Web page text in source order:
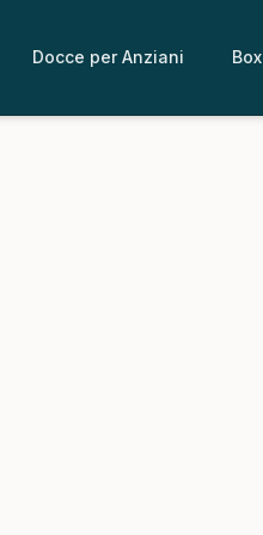
Docce per Anziani